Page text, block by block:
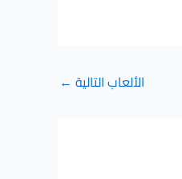
الألعاب التالية ←